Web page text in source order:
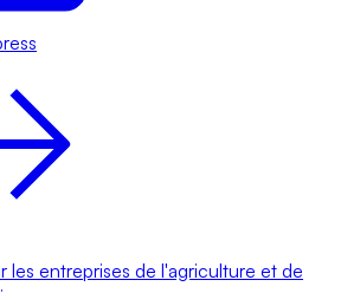
les entreprises de l'agriculture et de